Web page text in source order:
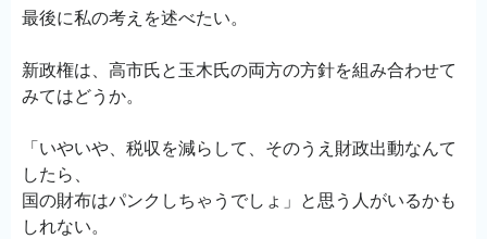
最後に私の考えを述べたい。
新政権は、高市氏と玉木氏の両方の方針を組み合わせて
みてはどうか。
「いやいや、税収を減らして、そのうえ財政出動なんて
したら、
国の財布はパンクしちゃうでしょ」と思う人がいるかも
しれない。